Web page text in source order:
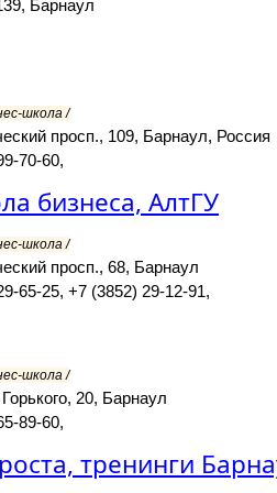
Барнаул
школа /
просп., 109, Барнаул, Россия
70-60,
бизнеса, АлтГУ
школа /
просп., 68, Барнаул
65-25, +7 (3852) 29-12-91,
школа /
20, Барнаул
89-60,
тренинги